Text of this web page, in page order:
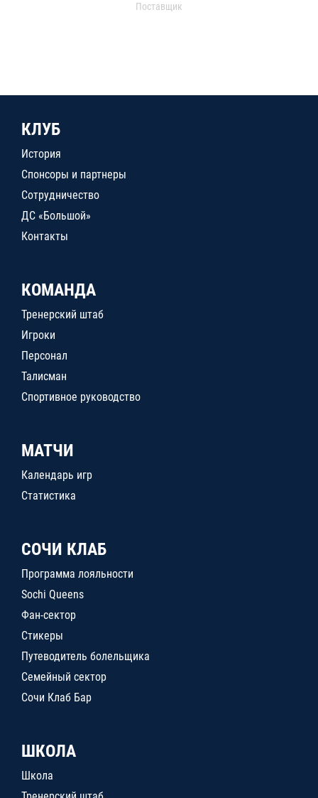
Поставщик
КЛУБ
История
Спонсоры и партнеры
Сотрудничество
ДС «Большой»
Контакты
КОМАНДА
Тренерский штаб
Игроки
Персонал
Талисман
Спортивное руководство
МАТЧИ
Календарь игр
Статистика
СОЧИ КЛАБ
Программа лояльности
Sochi Queens
Фан-сектор
Стикеры
Путеводитель болельщика
Семейный сектор
Сочи Клаб Бар
ШКОЛА
Школа